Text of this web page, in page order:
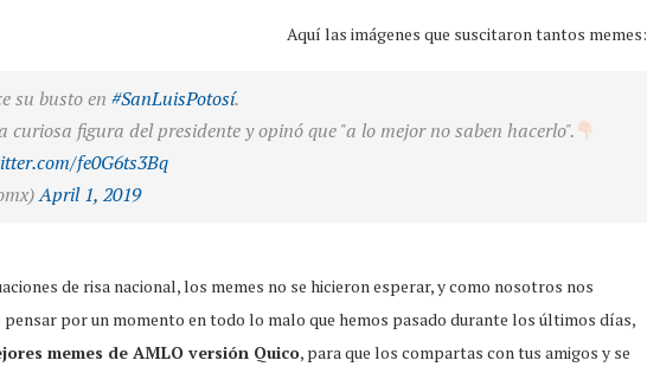
Aquí las imágenes que suscitaron tantos memes:
su busto en #SanLuisPotosí.
figura del presidente y opinó que "a lo mejor no saben hacerlo".
fe0G6ts3Bq
April 1, 2019
de risa nacional, los memes no se hicieron esperar, y como nosotros nos
por un momento en todo lo malo que hemos pasado durante los últimos días,
memes de AMLO versión Quico, para que los compartas con tus amigos y se